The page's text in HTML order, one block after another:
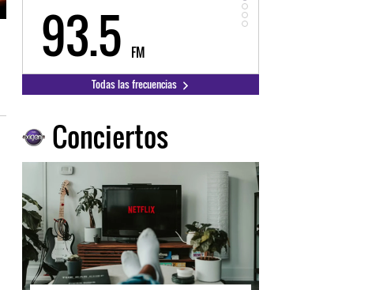
93.5 FM 98.3
Todas las frecuencias
Conciertos